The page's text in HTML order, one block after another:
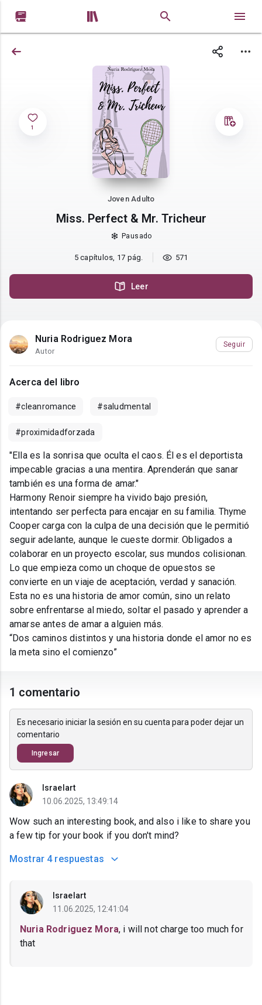
 
1
Joven Adulto
Miss. Perfect & Mr. Tricheur
Pausado
5 capítulos, 17 pág. 571
Leer
Nuria Rodriguez Mora
Autor
Seguir
Acerca del libro
#cleanromance #saludmental
#proximidadforzada
"Ella es la sonrisa que oculta el caos. Él es el deportista
impecable gracias a una mentira. Aprenderán que sanar
también es una forma de amar."
Harmony Renoir siempre ha vivido bajo presión,
intentando ser perfecta para encajar en su familia. Thyme
Cooper carga con la culpa de una decisión que le permitió
seguir adelante, aunque le cueste dormir. Obligados a
colaborar en un proyecto escolar, sus mundos colisionan.
Lo que empieza como un choque de opuestos se
convierte en un viaje de aceptación, verdad y sanación.
Esta no es una historia de amor común, sino un relato
sobre enfrentarse al miedo, soltar el pasado y aprender a
amarse antes de amar a alguien más.
“Dos caminos distintos y una historia donde el amor no es
la meta sino el comienzo”
1 comentario
Es necesario iniciar la sesión en su cuenta para poder dejar un
comentario
Ingresar
Israelart
10.06.2025, 13:49:14
Wow such an interesting book, and also i like to share you
a few tip for your book if you don't mind?
Mostrar 4 respuestas
Israelart
11.06.2025, 12:41:04
Nuria Rodriguez Mora, i will not charge too much for
that